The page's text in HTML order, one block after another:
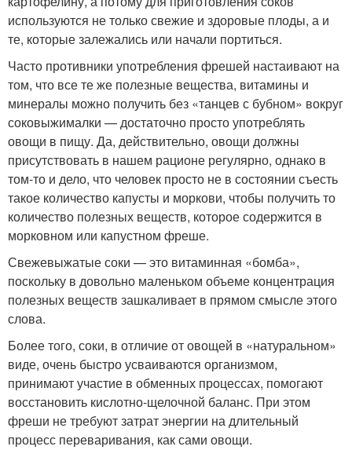
используются не только свежие и здоровые плоды, а и
те, которые залежались или начали портиться.
Часто противники употребления фрешей настаивают на
том, что все те же полезные вещества, витамины и
минералы можно получить без «танцев с бубном» вокруг
соковыжималки — достаточно просто употреблять
овощи в пищу. Да, действительно, овощи должны
присутствовать в нашем рационе регулярно, однако в
том-то и дело, что человек просто не в состоянии съесть
такое количество капусты и моркови, чтобы получить то
количество полезных веществ, которое содержится в
морковном или капустном фреше.
Свежевыжатые соки — это витаминная «бомба»,
поскольку в довольно маленьком объеме концентрация
полезных веществ зашкаливает в прямом смысле этого
слова.
Более того, соки, в отличие от овощей в «натуральном»
виде, очень быстро усваиваются организмом,
принимают участие в обменных процессах, помогают
восстановить кислотно-щелочной баланс. При этом
фреши не требуют затрат энергии на длительный
процесс переваривания, как сами овощи.